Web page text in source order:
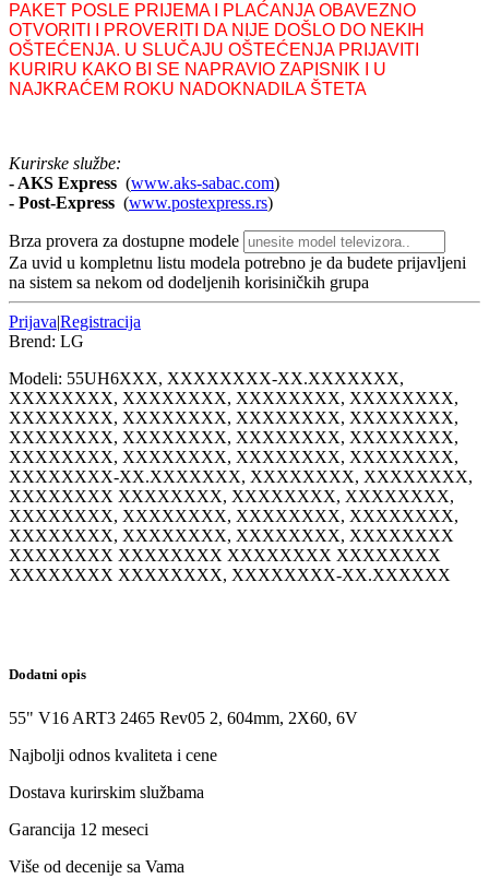
PAKET POSLE PRIJEMA I PLAĆANJA OBAVEZNO
OTVORITI I PROVERITI DA NIJE DOŠLO DO NEKIH
OŠTEĆENJA. U SLUČAJU OŠTEĆENJA PRIJAVITI
KURIRU KAKO BI SE NAPRAVIO ZAPISNIK I U
NAJKRAĆEM ROKU NADOKNADILA ŠTETA
Kurirske službe:
- AKS Express (www.aks-sabac.com)
- Post-Express (www.postexpress.rs)
Brza provera za dostupne modele
Za uvid u kompletnu listu modela potrebno je da budete prijavljeni
na sistem sa nekom od dodeljenih korisiničkih grupa
Prijava|Registracija
Brend: LG
Modeli: 55UH6XXX, XXXXXXXX-XX.XXXXXXX,
XXXXXXXX, XXXXXXXX, XXXXXXXX, XXXXXXXX,
XXXXXXXX, XXXXXXXX, XXXXXXXX, XXXXXXXX,
XXXXXXXX, XXXXXXXX, XXXXXXXX, XXXXXXXX,
XXXXXXXX, XXXXXXXX, XXXXXXXX, XXXXXXXX,
XXXXXXXX-XX.XXXXXXX, XXXXXXXX, XXXXXXXX,
XXXXXXXX XXXXXXXX, XXXXXXXX, XXXXXXXX,
XXXXXXXX, XXXXXXXX, XXXXXXXX, XXXXXXXX,
XXXXXXXX, XXXXXXXX, XXXXXXXX, XXXXXXXX
XXXXXXXX XXXXXXXX XXXXXXXX XXXXXXXX
XXXXXXXX XXXXXXXX, XXXXXXXX-XX.XXXXXX
Dodatni opis
55" V16 ART3 2465 Rev05 2, 604mm, 2X60, 6V
Najbolji odnos kvaliteta i cene
Dostava kurirskim službama
Garancija 12 meseci
Više od decenije sa Vama